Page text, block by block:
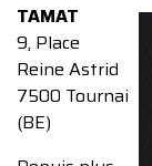
TAMAT
9, Place
Reine Astrid
7500 Tournai
(BE)